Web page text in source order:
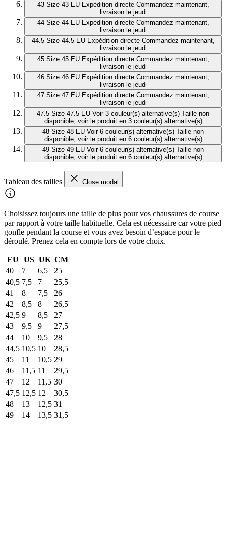
43 Size 43 EU Expédition directe Commandez maintenant,
livraison le jeudi
44 Size 44 EU Expédition directe Commandez maintenant,
livraison le jeudi
44.5 Size 44.5 EU Expédition directe Commandez maintenant,
livraison le jeudi
45 Size 45 EU Expédition directe Commandez maintenant,
livraison le jeudi
46 Size 46 EU Expédition directe Commandez maintenant,
livraison le jeudi
47 Size 47 EU Expédition directe Commandez maintenant,
livraison le jeudi
47.5 Size 47.5 EU Voir 3 couleur(s) alternative(s) Taille non
disponible, voir le produit en 3 couleur(s) alternative(s)
48 Size 48 EU Voir 6 couleur(s) alternative(s) Taille non
disponible, voir le produit en 6 couleur(s) alternative(s)
49 Size 49 EU Voir 6 couleur(s) alternative(s) Taille non
disponible, voir le produit en 6 couleur(s) alternative(s)
Tableau des tailles Close modal
Choisissez toujours une taille de plus pour vos chaussures de course
par rapport à votre taille habituelle. Cela est nécessaire car votre pied
gonfle pendant la course et vous avez besoin d’espace pour le
déroulé. Prenez cela en compte lors de votre choix.
EU US UK CM
40
7 6,5
25
40,5 7,5 7
25,5
41
8 7,5
26
42
8,5 8
26,5
42,5 9 8,5
27
43
9,5 9
27,5
44
10 9,5
28
44,5 10,5 10
28,5
45
11 10,5 29
46
11,5 11
29,5
47
12 11,5 30
47,5 12,5 12
30,5
48
13 12,5 31
49
14 13,5 31,5